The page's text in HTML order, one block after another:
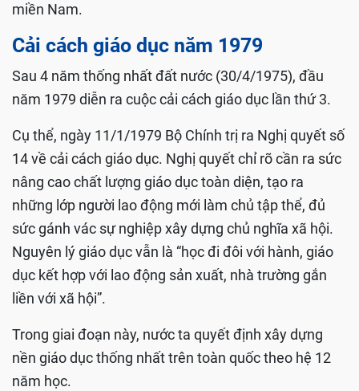
miền Nam.
Cải cách giáo dục năm 1979
Sau 4 năm thống nhất đất nước (30/4/1975), đầu
năm 1979 diễn ra cuộc cải cách giáo dục lần thứ 3.
Cụ thể, ngày 11/1/1979 Bộ Chính trị ra Nghị quyết số
14 về cải cách giáo dục. Nghị quyết chỉ rõ cần ra sức
nâng cao chất lượng giáo dục toàn diện, tạo ra
những lớp người lao động mới làm chủ tập thể, đủ
sức gánh vác sự nghiệp xây dựng chủ nghĩa xã hội.
Nguyên lý giáo dục vẫn là “học đi đôi với hành, giáo
dục kết hợp với lao động sản xuất, nhà trường gắn
liền với xã hội”.
Trong giai đoạn này, nước ta quyết định xây dựng
nền giáo dục thống nhất trên toàn quốc theo hệ 12
năm học.